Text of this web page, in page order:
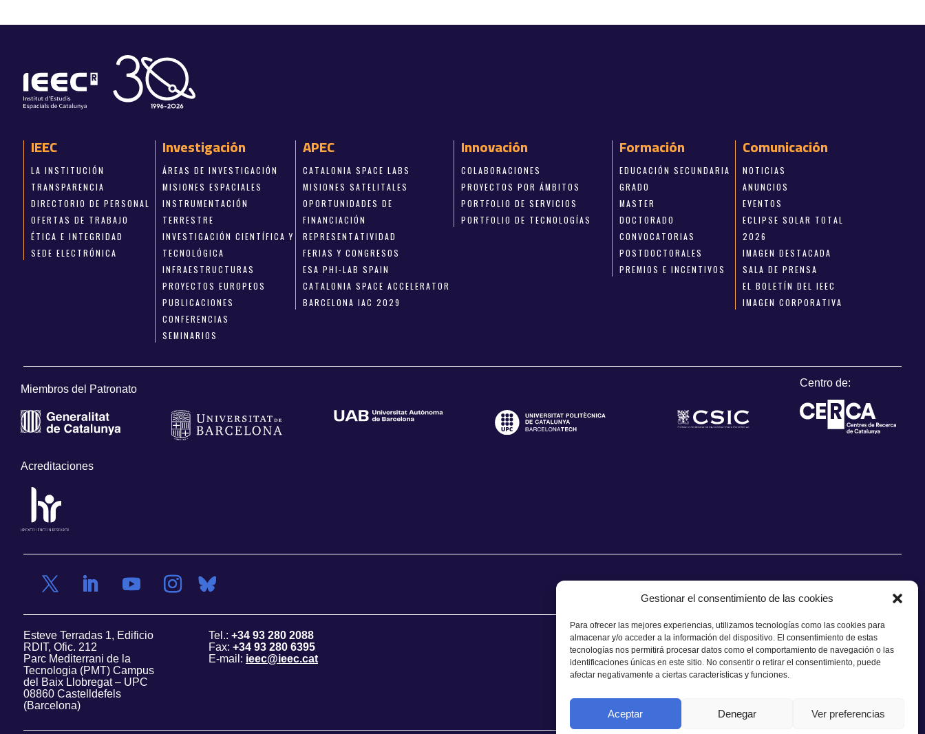
Gestionar el consentimiento de las cookies
Para ofrecer las mejores experiencias, utilizamos tecnologías como las cookies para
almacenar y/o acceder a la información del dispositivo. El consentimiento de estas
tecnologías nos permitirá procesar datos como el comportamiento de navegación o las
identificaciones únicas en este sitio. No consentir o retirar el consentimiento, puede
afectar negativamente a ciertas características y funciones.
Aceptar Denegar Ver preferencias
IEEC
LA INSTITUCIÓN
TRANSPARENCIA
DIRECTORIO DE PERSONAL
OFERTAS DE TRABAJO
ÉTICA E INTEGRIDAD
SEDE ELECTRÓNICA
Investigación
ÁREAS DE INVESTIGACIÓN
MISIONES ESPACIALES
INSTRUMENTACIÓN
TERRESTRE
INVESTIGACIÓN CIENTÍFICA Y
TECNOLÓGICA
INFRAESTRUCTURAS
PROYECTOS EUROPEOS
PUBLICACIONES
CONFERENCIAS
SEMINARIOS
APEC
CATALONIA SPACE LABS
MISIONES SATELITALES
OPORTUNIDADES DE
FINANCIACIÓN
REPRESENTATIVIDAD
FERIAS Y CONGRESOS
ESA PHI-LAB SPAIN
CATALONIA SPACE ACCELERATOR
BARCELONA IAC 2029
Innovación
COLABORACIONES
PROYECTOS POR ÁMBITOS
PORTFOLIO DE SERVICIOS
PORTFOLIO DE TECNOLOGÍAS
Formación
EDUCACIÓN SECUNDARIA
GRADO
MASTER
DOCTORADO
CONVOCATORIAS
POSTDOCTORALES
PREMIOS E INCENTIVOS
Comunicación
NOTICIAS
ANUNCIOS
EVENTOS
ECLIPSE SOLAR TOTAL
2026
IMAGEN DESTACADA
SALA DE PRENSA
EL BOLETÍN DEL IEEC
IMAGEN CORPORATIVA
Miembros del Patronato
Centro de:
Acreditaciones
Esteve Terradas 1, Edificio
RDIT, Ofic. 212
Parc Mediterrani de la
Tecnologia (PMT) Campus
del Baix Llobregat – UPC
08860 Castelldefels
(Barcelona)
Tel.: +34 93 280 2088
Fax: +34 93 280 6395
E-mail: ieec@ieec.cat
CONTACTO